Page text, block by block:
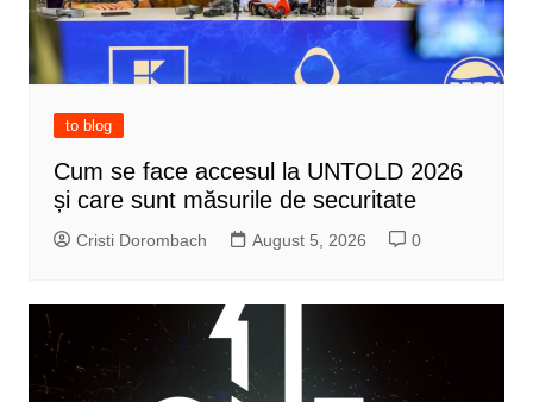
to blog
Cum se face accesul la UNTOLD 2026
și care sunt măsurile de securitate
Cristi Dorombach August 5, 2026 0